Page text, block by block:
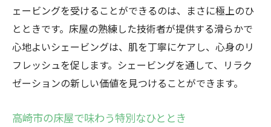
ェービングを受けることができるのは、まさに極上のひ
とときです。床屋の熟練した技術者が提供する滑らかで
心地よいシェービングは、肌を丁寧にケアし、心身のリ
フレッシュを促します。シェービングを通して、リラク
ゼーションの新しい価値を見つけることができます。
高崎市の床屋で味わう特別なひととき